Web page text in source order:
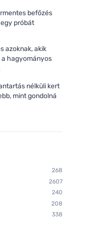
GÉL GÉL STOPPER
befőzés
próbát
azoknak, akik
a hagyományos
nélküli kert
mint gondolná
268
2607
240
208
338